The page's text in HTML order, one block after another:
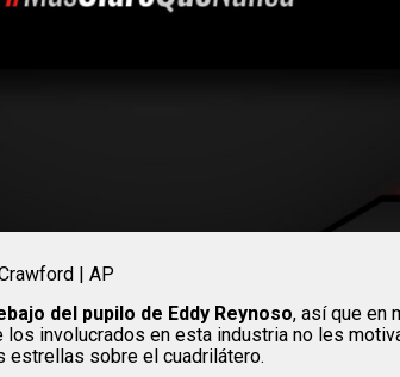
| AP
del pupilo de Eddy Reynoso, así que en
involucrados en esta industria no les
estrellas sobre el cuadrilátero.